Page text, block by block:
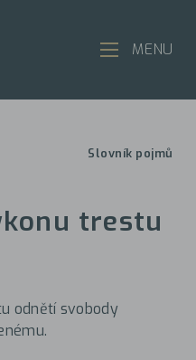
Slovník pojmů
trestu
odnětí svobody
MENU